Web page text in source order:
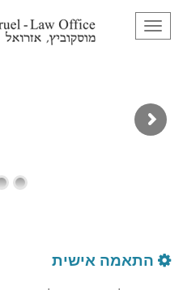
תפריט
התאמה אישית